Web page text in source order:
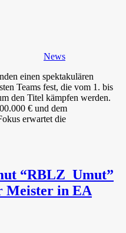
News
einen spektakulären
Teams fest, die vom 1. bis
den Titel kämpfen werden.
€ und dem
erwartet die
“RBLZ_Umut”
Meister in EA